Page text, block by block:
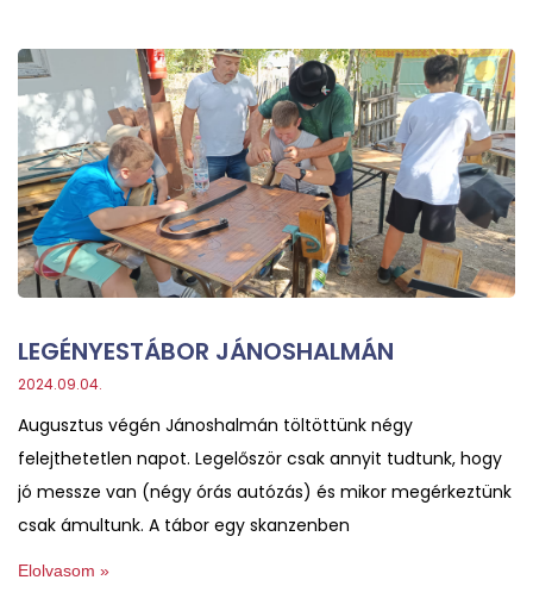
LEGÉNYESTÁBOR JÁNOSHALMÁN
2024.09.04.
Augusztus végén Jánoshalmán töltöttünk négy
felejthetetlen napot. Legelőször csak annyit tudtunk, hogy
jó messze van (négy órás autózás) és mikor megérkeztünk
csak ámultunk. A tábor egy skanzenben
Elolvasom »